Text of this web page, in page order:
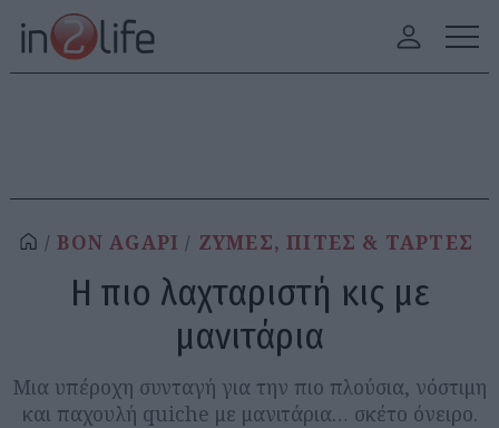
BON AGAPI ΖΥΜΕΣ, ΠΙΤΕΣ & ΤΑΡΤΕΣ
Η πιο λαχταριστή κις με
μανιτάρια
Μια υπέροχη συνταγή για την πιο πλούσια, νόστιμη
και παχουλή quiche με μανιτάρια… σκέτο όνειρο.